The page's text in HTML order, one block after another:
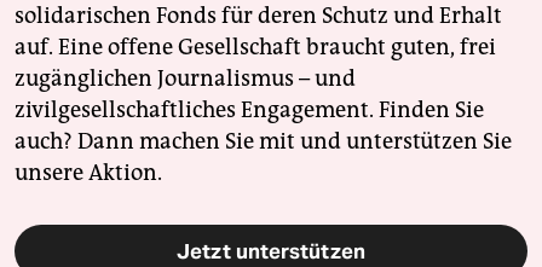
solidarischen Fonds für deren Schutz und Erhalt
auf. Eine offene Gesellschaft braucht guten, frei
zugänglichen Journalismus – und
zivilgesellschaftliches Engagement. Finden Sie
auch? Dann machen Sie mit und unterstützen Sie
unsere Aktion.
Jetzt unterstützen